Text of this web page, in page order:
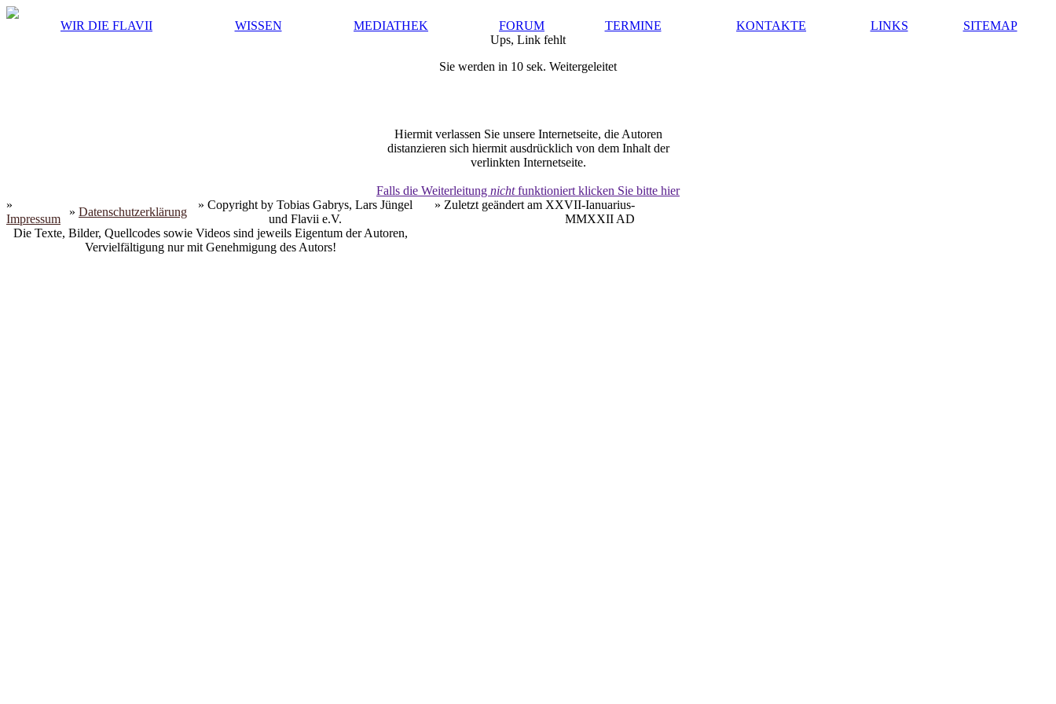
WIR DIE FLAVII WISSEN MEDIATHEK FORUM TERMINE KONTAKTE LINKS
SITEMAP
Ups, Link fehlt
Sie werden in 10 sek. Weitergeleitet
Hiermit verlassen Sie unsere Internetseite, die Autoren
distanzieren sich hiermit ausdrücklich von dem Inhalt der
Falls die Weiterleitungnichtfunktioniert klicken Sie bitte hier
»
Impressum
» Copyright by Tobias Gabrys, Lars Jüngel
und Flavii e.V.
» Zuletzt geändert am XXVII-Ianuarius-
Die Texte, Bilder, Quellcodes sowie Videos sind jeweils Eigentum der Autoren,